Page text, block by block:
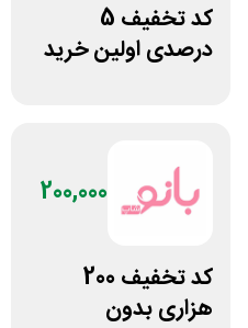
کد تخفیف 5
درصدی اولین خرید
200,000
کد تخفیف 200
هزاری بدون